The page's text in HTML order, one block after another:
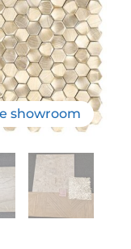
showroom